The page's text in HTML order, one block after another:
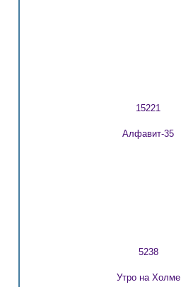
15221
Алфавит-35
5238
Утро на Холме